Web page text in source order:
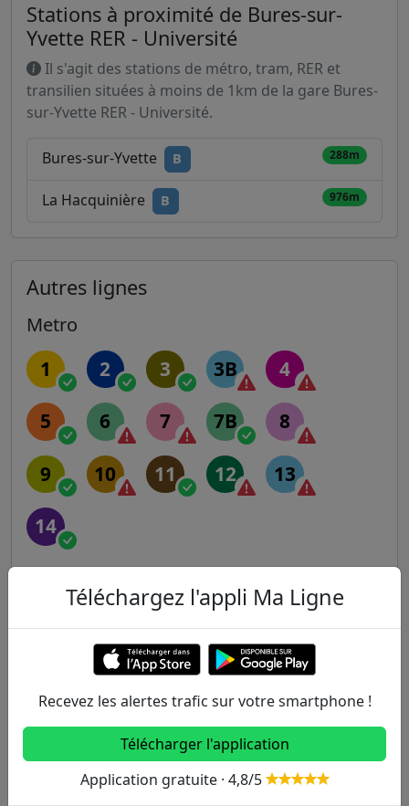
Stations à proximité de Bures-sur-
Yvette RER - Université
Il s'agit des stations de métro, tram, RER et
transilien situées à moins de 1km de la gare Bures-
sur-Yvette RER - Université.
Bures-sur-Yvette B 288m
La Hacquinière B 976m
Autres lignes
Metro
1 2 3 3B 4
5 6 7 7B 8
9 10 11 12 13
14
A B C D E
Transilien
H J K L N
R U
Téléchargez l'appli Ma Ligne
Recevez les alertes trafic sur votre smartphone !
Télécharger l'application
Application gratuite · 4,8/5